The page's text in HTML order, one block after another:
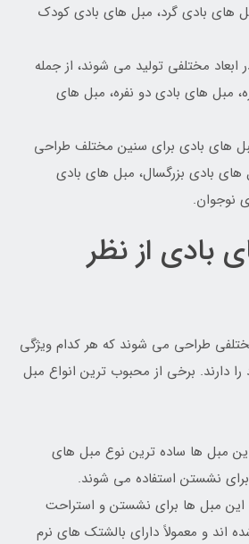
های بادی گرد، مبل های بادی کودک
ابعاد مختلفی تولید می شوند، از جمله
مبل های بادی دو نفره، مبل های
های بادی برای سنین مختلف طراحی
های بادی بزرگسال، مبل های بادی
نوجوان.
بادی از نظر
طراحی می شوند که هر کدام ویژگی
دارند. برخی از محبوب ترین انواع مبل
مبل ها ساده ترین نوع مبل های
نشستن استفاده می شوند.
مبل ها برای نشستن و استراحت
اند و معمولاً دارای بالشتک های نرم